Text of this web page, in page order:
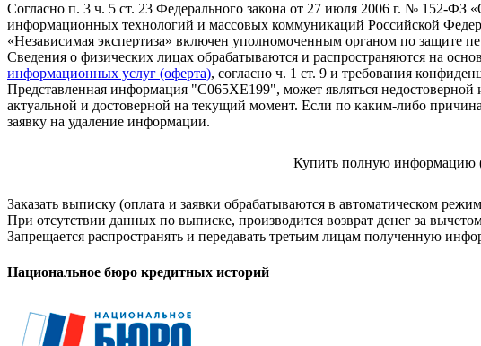
Согласно п. 3 ч. 5 ст. 23 Федерального закона от 27 июля 2006 г. № 152-ФЗ
информационных технологий и массовых коммуникаций Российской
«Независимая экспертиза» включен уполномоченным органом по защите
Сведения о физических лицах обрабатываются и распространяются на
информационных услуг (оферта), согласно ч. 1 ст. 9 и требования
Представленная информация "С065ХЕ199", может являться
актуальной и достоверной на текущий момент. Если по каким-либо
заявку на удаление информации.
Купить полную информацию
Заказать выписку (оплата и заявки обрабатываются в автоматическом
При отсутствии данных по выписке, производится возврат денег за
Запрещается распространять и передавать третьим лицам полученную
Национальное бюро кредитных историй